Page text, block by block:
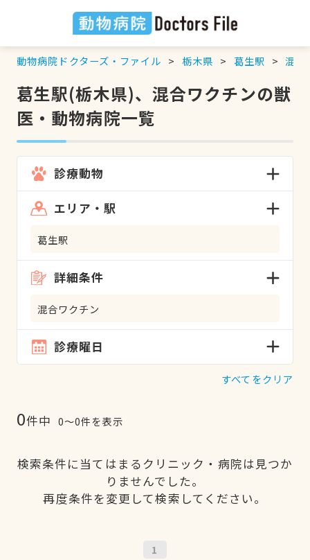
動物病院ドクターズ・ファイル 栃木県 葛生駅 混合
葛生駅(栃木県)、混合ワクチンの獣
医・動物病院一覧
診療動物
エリア・駅
葛生駅
詳細条件
混合ワクチン
診療曜日
すべてをクリア
0件中 0〜0件を表示
検索条件に当てはまるクリニック・病院は見つか
りませんでした。
再度条件を変更して検索してください。
1